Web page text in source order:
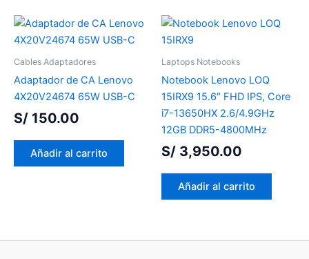
Cables Adaptadores
Adaptador de CA Lenovo
4X20V24674 65W USB-C
S/ 150.00
Añadir al carrito
Laptops Notebooks
Notebook Lenovo LOQ
15IRX9 15.6″ FHD IPS, Core
i7-13650HX 2.6/4.9GHz
12GB DDR5-4800MHz
S/ 3,950.00
Añadir al carrito